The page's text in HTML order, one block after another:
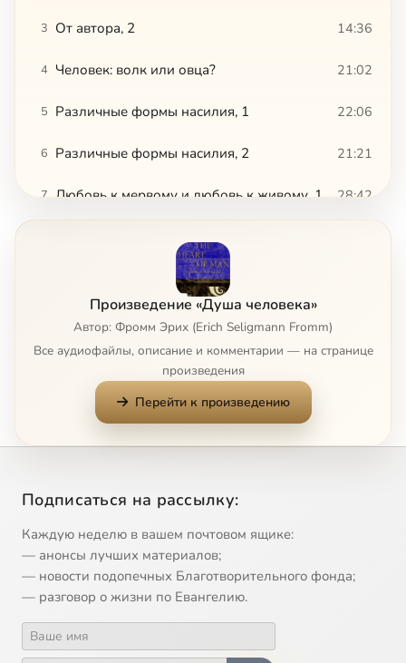
3 От автора, 2 14:36
4 Человек: волк или овца? 21:02
5 Различные формы насилия, 1 22:06
6 Различные формы насилия, 2 21:21
7 Любовь к мервому и любовь к живому, 1 28:42
Любовь к мервому и любовь к живому, 3
Индивидуальный и общественный нарциссизм, 1
Сейчас
13 Индивидуальный и общественный нарциссизм, 427:37
15 Инцестуальные связи, 2
16 Инцестуальные связи,3 22:13
18
Произведение «Душа человека»
Автор: Фромм Эрих (Erich Seligmann Fromm)
Все аудиофайлы, описание и комментарии — на странице
произведения
Перейти к произведению
Подписаться на рассылку:
Каждую неделю в вашем почтовом ящике:
— анонсы лучших материалов;
— новости подопечных Благотворительного фонда;
— разговор о жизни по Евангелию.